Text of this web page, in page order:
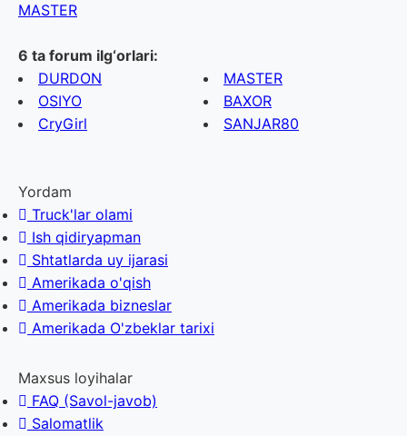
MASTER
6 ta forum ilg‘orlari:
DURDON
MASTER
OSIYO
BAXOR
CryGirl
SANJAR80
Yordam
Truck'lar olami
Ish qidiryapman
Shtatlarda uy ijarasi
Amerikada o'qish
Amerikada bizneslar
Amerikada O'zbeklar tarixi
Maxsus loyihalar
FAQ (Savol-javob)
Salomatlik